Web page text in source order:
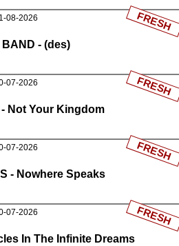
08-2026
- (des)
FRESH
07-2026
Not Your Kingdom
FRESH
07-2026
- Nowhere Speaks
FRESH
07-2026
In The Infinite Dreams
FRESH